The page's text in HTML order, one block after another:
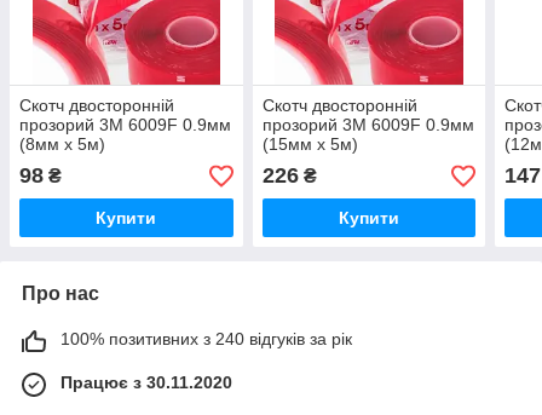
Скотч двосторонній
прозорий 3М 6009F 0.9мм
(8мм х 5м)
98 ₴
Купити
Скотч двосторонній
прозорий 3М 6009F 0.9мм
(15мм х 5м)
226₴
Купити
147
Про нас
100% позитивних з 240 відгуків за рік
Працює з 30.11.2020